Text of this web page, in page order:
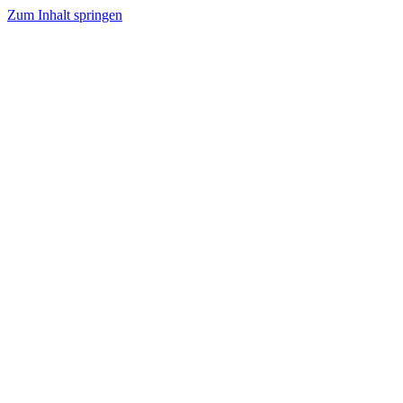
Zum Inhalt springen